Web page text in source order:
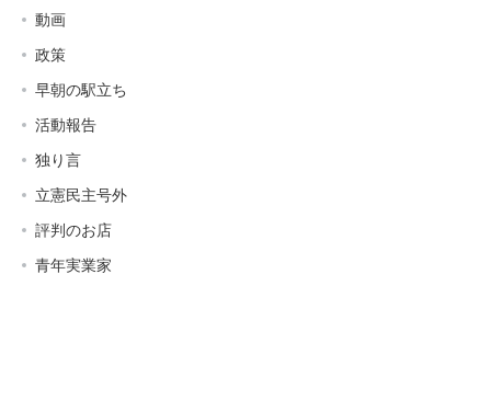
動画
政策
早朝の駅立ち
活動報告
独り言
立憲民主号外
評判のお店
青年実業家